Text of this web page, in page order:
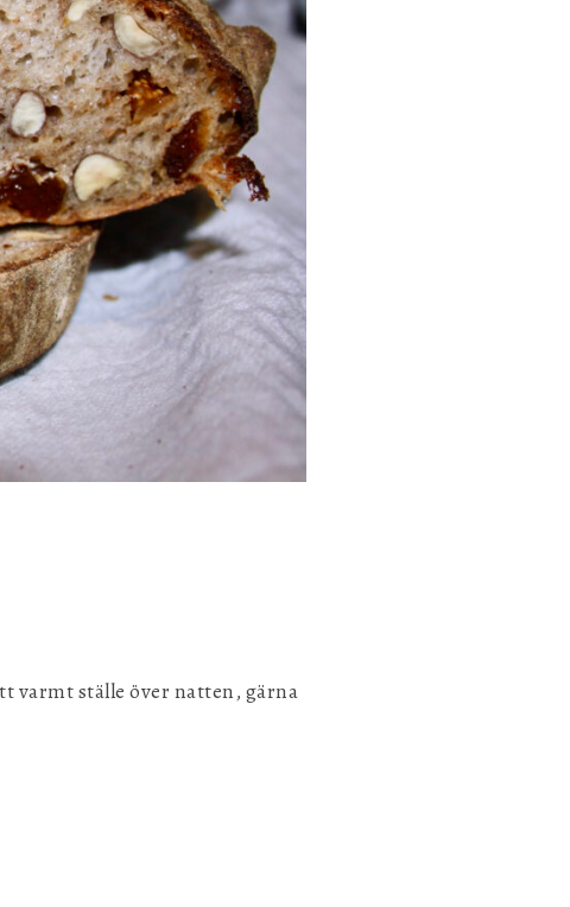
varmt ställe över natten, gärna